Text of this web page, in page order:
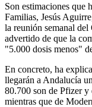
Son estimaciones que
Familias, Jesús
la reunión semanal
advertido de que la
"5.000 dosis menos"
En concreto, ha
llegarán a Andalucía
80.700 son de Pfizer y
mientras que de